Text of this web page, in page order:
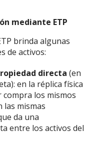
mediante ETP
brinda algunas
de activos:
directa (en
en la réplica física
los mismos
las mismas
da una
entre los activos del